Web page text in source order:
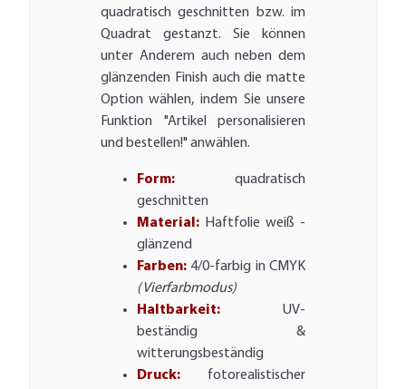
quadratisch geschnitten bzw. im
Quadrat gestanzt. Sie können
unter Anderem auch neben dem
glänzenden Finish auch die matte
Option wählen, indem Sie unsere
Funktion "Artikel personalisieren
und bestellen!" anwählen.
Form:quadratisch
geschnitten
Material:Haftfolie weiß -
glänzend
Farben:4/0-farbig in CMYK
(Vierfarbmodus)
Haltbarkeit:UV-
beständig &
witterungsbeständig
Druck:fotorealistischer